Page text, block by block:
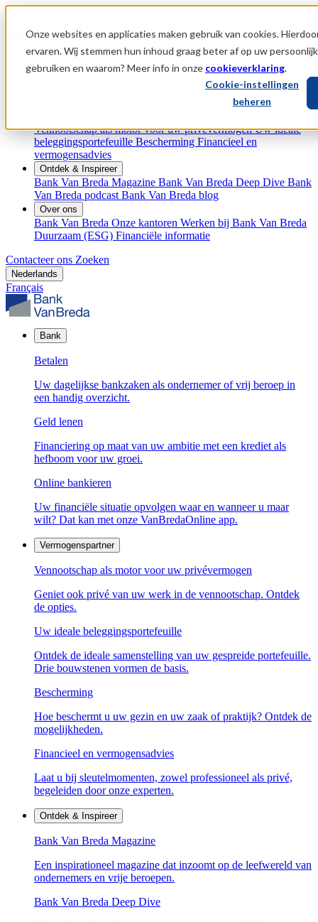
Onze websites en applicaties maken gebruik van cookies.
ervaren. Wij stemmen hun inhoud graag beter af op uw
gebruiken en waarom? Meer info in onze cookieverklaring.
Cookie-instellingen
beheren
Skip to content
Vennootschap als motor voor uw privévermogenUw ideale
beleggingsportefeuille Bescherming Financieel en
vermogensadvies
Ontdek & Inspireer
Bank Van Breda Magazine Bank Van Breda Deep Dive Bank
Van Breda podcast Bank Van Breda blog
Over ons
Bank Van Breda Onze kantoren Werken bij Bank Van Breda
Duurzaam (ESG) Financiële informatie
Contacteer ons Zoeken
Nederlands
Français
Bank
Betalen
Uw dagelijkse bankzaken als ondernemer of vrij beroep in
een handig overzicht.
Geld lenen
Financiering op maat van uw ambitie met een krediet als
hefboom voor uw groei.
Online bankieren
Uw financiële situatie opvolgen waar en wanneer u maar
wilt? Dat kan met onze VanBredaOnline app.
Vermogenspartner
Vennootschap als motor voor uw privévermogen
Geniet ook privé van uw werk in de vennootschap. Ontdek
de opties.
Uw ideale beleggingsportefeuille
Ontdek de ideale samenstelling van uw gespreide portefeuille.
Drie bouwstenen vormen de basis.
Bescherming
Hoe beschermt u uw gezin en uw zaak of praktijk? Ontdek de
mogelijkheden.
Financieel en vermogensadvies
Laat u bij sleutelmomenten, zowel professioneel als privé,
begeleiden door onze experten.
Ontdek & Inspireer
Bank Van Breda Magazine
Een inspirationeel magazine dat inzoomt op de leefwereld van
ondernemers en vrije beroepen.
Bank Van Breda Deep Dive